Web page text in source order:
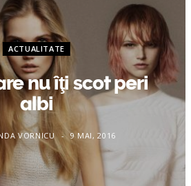
o
r
ACTUALITATE
nu îţi scot peri
albi
VORNICU 9 MAI, 2016